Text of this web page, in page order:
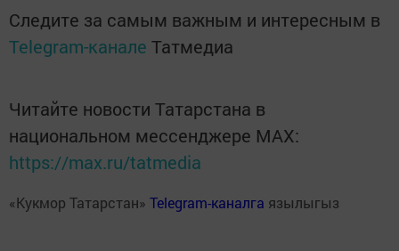
Следите за самым важным и интересным в
Telegram-канале Татмедиа
Читайте новости Татарстана в
национальном мессенджере MАХ:
https://max.ru/tatmedia
«Кукмор Татарстан» Telegram-каналга язылыгыз